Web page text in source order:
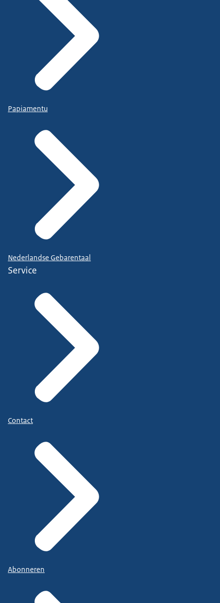
Papiamentu
Nederlandse Gebarentaal
Service
Contact
Abonneren